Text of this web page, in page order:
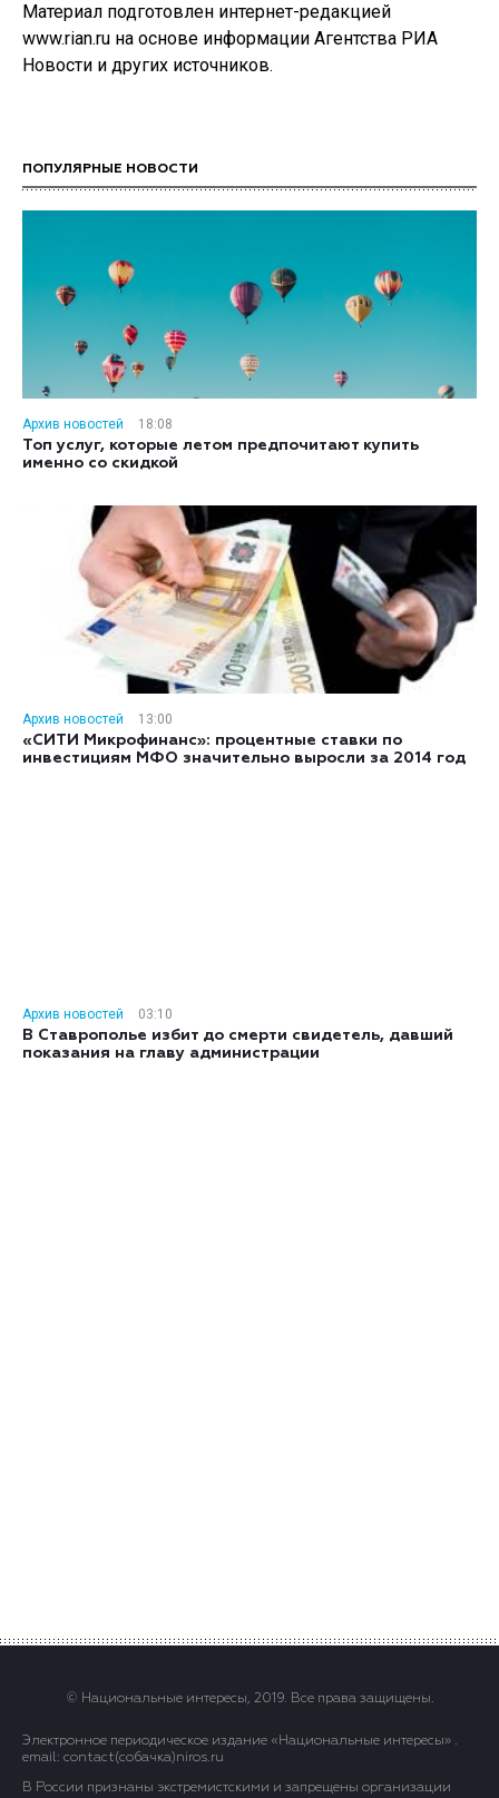
Материал подготовлен интернет-редакцией
www.rian.ru на основе информации Агентства РИА
Новости и других источников.
ПОПУЛЯРНЫЕ НОВОСТИ
Архив новостей
18:08
Топ услуг, которые летом предпочитают купить
именно со скидкой
Архив новостей
13:00
«СИТИ Микрофинанс»: процентные ставки по
инвестициям МФО значительно выросли за 2014 год
Архив новостей
03:10
В Ставрополье избит до смерти свидетель, давший
показания на главу администрации
© Национальные интересы, 2019. Все права защищены.
Электронное периодическое издание «Национальные интересы» .
email: contact(сoбaчка)niros.ru
В России признаны экстремистскими и запрещены организации